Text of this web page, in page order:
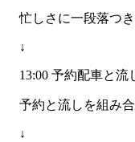
忙しさに一段落つ
↓
13:00 予約配車と流
予約と流しを組み
↓